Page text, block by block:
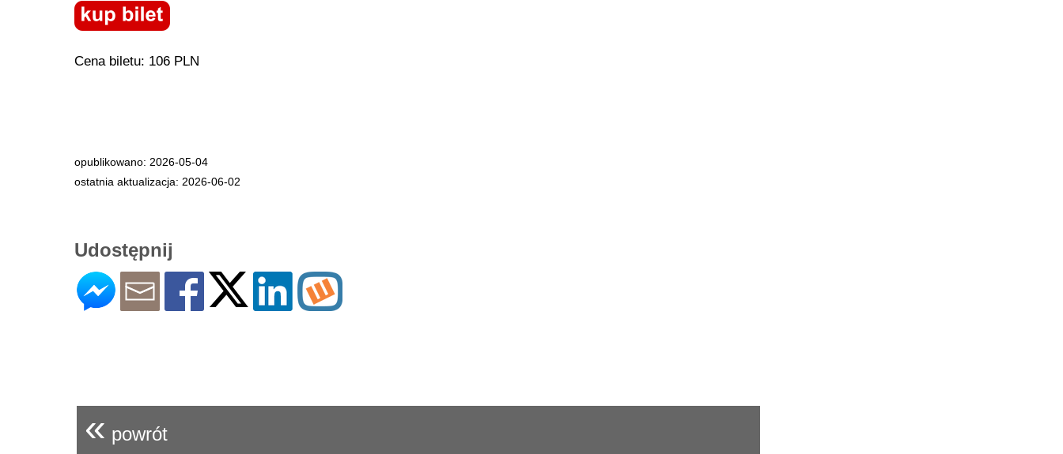
Cena biletu: 106 PLN
opublikowano: 2026-05-04
ostatnia aktualizacja: 2026-06-02
Udostępnij
« powrót